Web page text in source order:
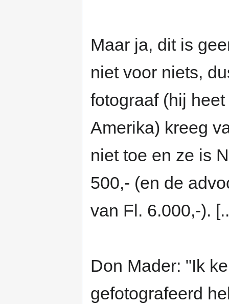
Maar ja, dit is
niet voor niets,
fotograaf (hij
Amerika) kreeg
niet toe en ze is
500,- (en de
van Fl. 6.000,-).
Don Mader: "Ik
gefotografeerd